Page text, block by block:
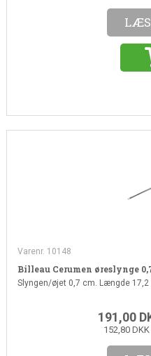
Varenr. 10148
Billeau Cerumen øreslynge
Slyngen/øjet 0,7 cm. Længde 17,2
191,00
152,80